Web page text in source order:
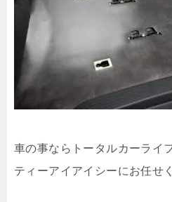
車の事ならトータルカーライ
ティーアイアイシーにお任せく